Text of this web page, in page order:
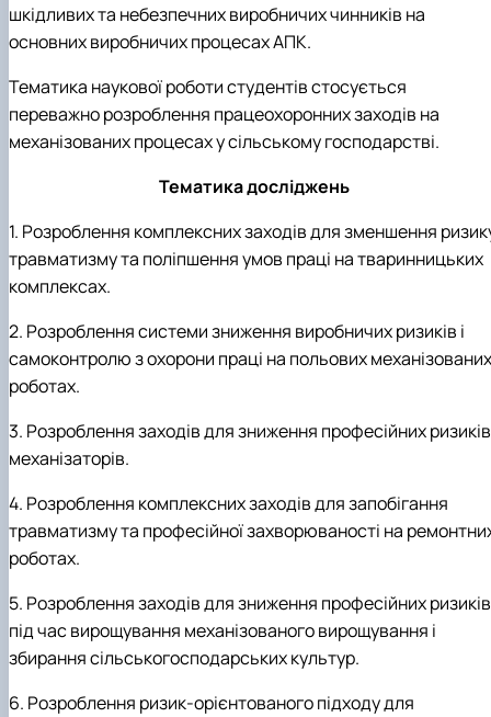
Науковий гурток «Охорона праці в харчових
шкідливих та небезпечних виробничих чинників на
основних виробничих процесах АПК.
Тематика наукової роботи студентів стосується
переважно розроблення працеохоронних заходів на
механізованих процесах у сільському господарстві.
Тематика досліджень
1. Розроблення комплексних заходів для зменшення
травматизму та поліпшення умов праці на тваринницьких
комплексах.
2. Розроблення системи зниження виробничих ризиків і
самоконтролю з охорони праці на польових механізованих
роботах.
3. Розроблення заходів для зниження професійних ризиків
механізаторів.
4. Розроблення комплексних заходів для запобігання
травматизму та професійної захворюваності на
роботах.
5. Розроблення заходів для зниження професійних ризиків
під час вирощування механізованого вирощування і
збирання сільськогосподарських культур.
6. Розроблення ризик-орієнтованого підходу для